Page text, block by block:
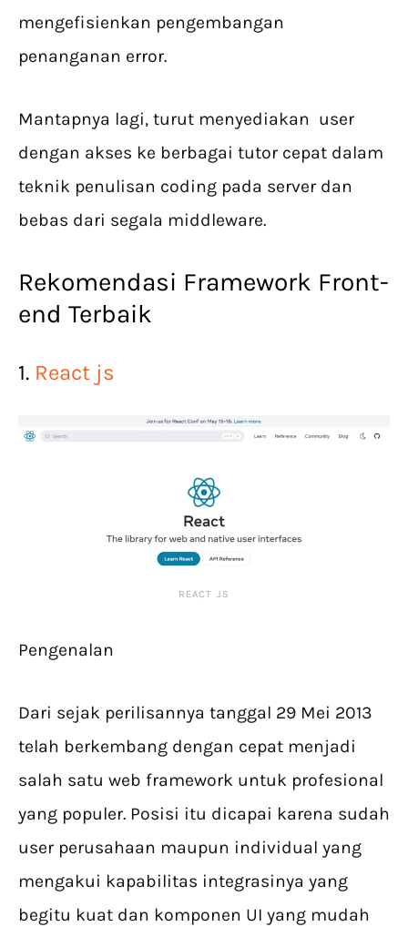
mengefisienkan pengembangan
penanganan error.
Mantapnya lagi, turut menyediakan user
dengan akses ke berbagai tutor cepat dalam
teknik penulisan coding pada server dan
bebas dari segala middleware.
Rekomendasi Framework Front-
end Terbaik
1. React js
REACT JS
Pengenalan
Dari sejak perilisannya tanggal 29 Mei 2013
telah berkembang dengan cepat menjadi
salah satu web framework untuk profesional
yang populer. Posisi itu dicapai karena sudah
user perusahaan maupun individual yang
mengakui kapabilitas integrasinya yang
begitu kuat dan komponen UI yang mudah